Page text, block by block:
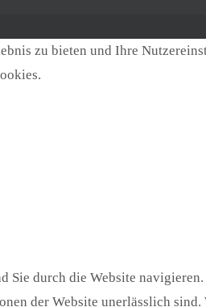
zu bieten und Ihre
Sie durch die Website
der Website unerlässlich